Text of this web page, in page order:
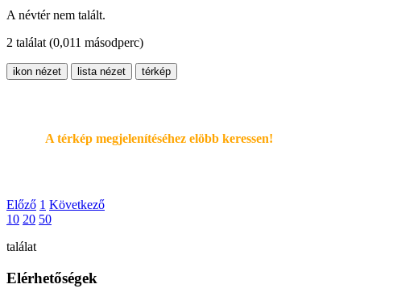
A névtér nem talált.
2 találat (0,011 másodperc)
ikon nézet lista nézet térkép
A térkép megjelenítéséhez elöbb keressen!
Előző 1 Következő
10 20 50
találat
Elérhetőségek